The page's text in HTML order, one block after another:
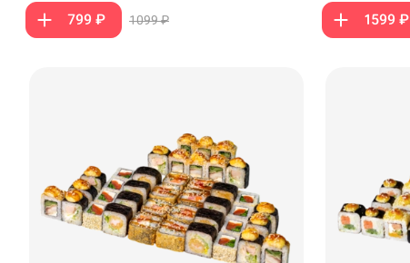
799 ₽ 1099 ₽ 1599 ₽